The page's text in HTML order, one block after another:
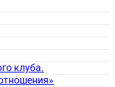
клуба.